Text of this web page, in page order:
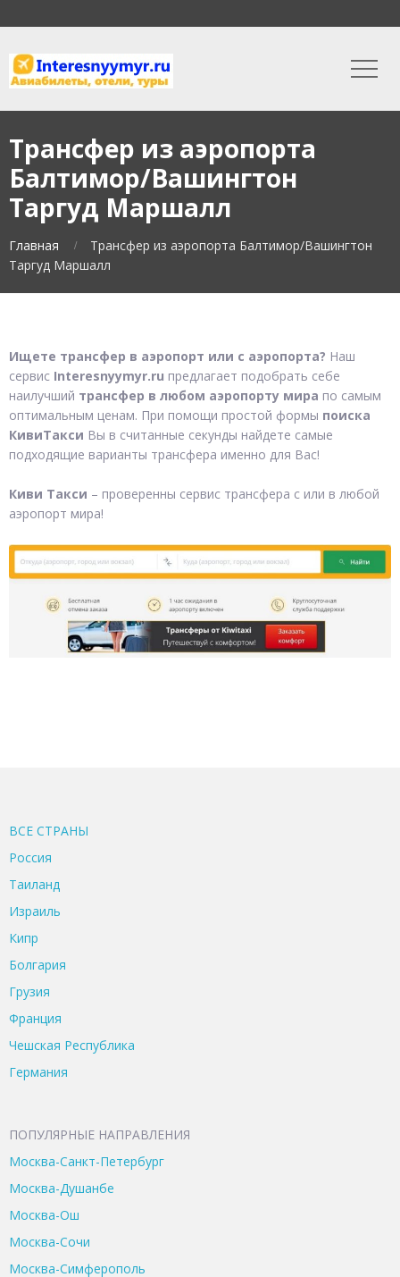
Трансфер из аэропорта
Балтимор/Вашингтон
Таргуд Маршалл
Главная
Трансфер из аэропорта Балтимор/Вашингтон
Таргуд Маршалл
Ищете трансфер в аэропорт или с аэропорта? Наш
сервис Interesnyymyr.ru предлагает подобрать себе
наилучший трансфер в любом аэропорту мира по самым
оптимальным ценам. При помощи простой формы поиска
КивиТакси Вы в считанные секунды найдете самые
подходящие варианты трансфера именно для Вас!
Киви Такси – проверенны сервис трансфера с или в любой
аэропорт мира!
ВСЕ CТРАНЫ
Россия
Таиланд
Израиль
Кипр
Болгария
Грузия
Франция
Чешская Республика
Германия
ПОПУЛЯРНЫЕ НАПРАВЛЕНИЯ
Москва-Санкт-Петербург
Москва-Душанбе
Москва-Ош
Москва-Сочи
Москва-Симферополь